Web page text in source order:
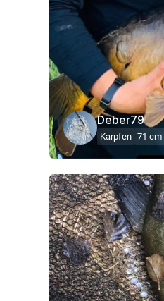
Deber79
Karpfen 71 cm